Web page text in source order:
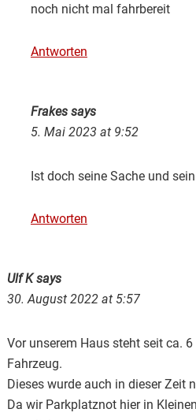
noch nicht mal fahrbereit
Antworten
Frakes says
5. Mai 2023 at 9:52
Ist doch seine Sache und
Antworten
Ulf Ksays
30. August 2022 at 5:57
Vor unserem Haus steht seit ca.
Fahrzeug.
Dieses wurde auch in dieser Zeit
Da wir Parkplatznot hier in